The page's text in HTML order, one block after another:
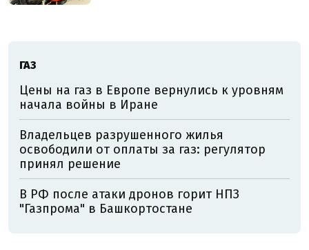
ГАЗ
Цены на газ в Европе вернулись к уровням
начала войны в Иране
Владельцев разрушенного жилья
освободили от оплаты за газ: регулятор
принял решение
В РФ после атаки дронов горит НПЗ
"Газпрома" в Башкортостане